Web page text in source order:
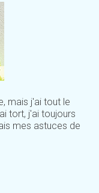
mais j'ai tout le
tort, j'ai toujours
mes astuces de